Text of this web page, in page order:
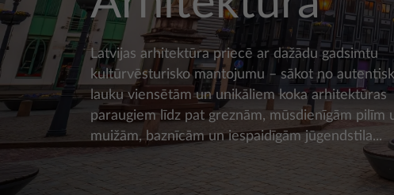
Latvijas arhitektūra priecē ar dažādu gadsimtu
kultūrvēsturisko mantojumu – sākot no
lauku viensētām un unikāliem koka arhitektūras
paraugiem līdz pat greznām, mūsdienīgām pilīm
muižām, baznīcām un iespaidīgām jūgendstila...